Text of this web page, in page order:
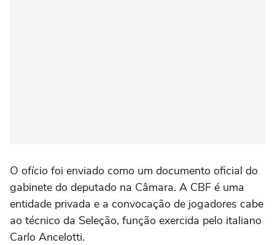
O ofício foi enviado como um documento oficial do
gabinete do deputado na Câmara. A CBF é uma
entidade privada e a convocação de jogadores cabe
ao técnico da Seleção, função exercida pelo italiano
Carlo Ancelotti.